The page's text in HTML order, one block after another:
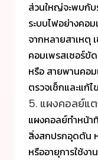
ส่วนใหญ่จะพบกับ
ระบบไฟอย่างคอ
จากหลายสาเหตุ
คอมเพรสเซอร์ขั
หรือ สายพานคอม
ตรวจเช็กและแก้
5. แผงคอลย์แ
แผงคอลย์ทำหน้า
สิ่งสกปรกอุดตัน
หรืออายุการใช้ง